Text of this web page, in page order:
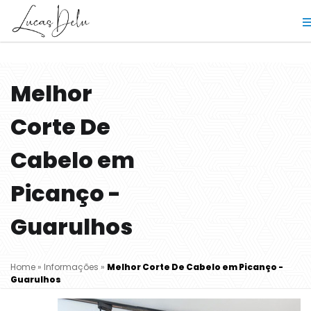
Melhor
Corte De
Cabelo em
Picanço -
Guarulhos
Home » Informações » Melhor Corte De Cabelo em Picanço -
Guarulhos